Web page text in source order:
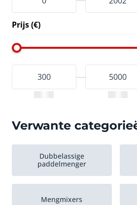
Prijs (€)
Verwante
Dubbelassige
paddelmenger
Mengmixers